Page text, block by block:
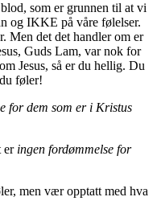
som er grunnen til at vi
og IKKE på våre følelser.
Men det det handler om er
Guds Lam, var nok for
Jesus, så er du hellig. Du
føler!
for dem som er i Kristus
er ingen fordømmelse for
men vær opptatt med hva